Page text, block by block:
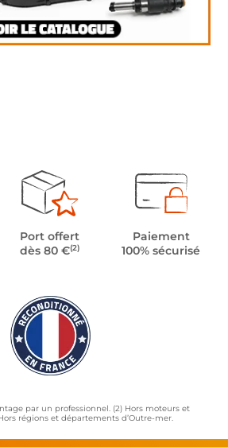
Port offert
dès 80 €(2)
Paiement
100% sécurisé
par un professionnel. (2) Hors moteurs et
régions et départements d’Outre-mer.